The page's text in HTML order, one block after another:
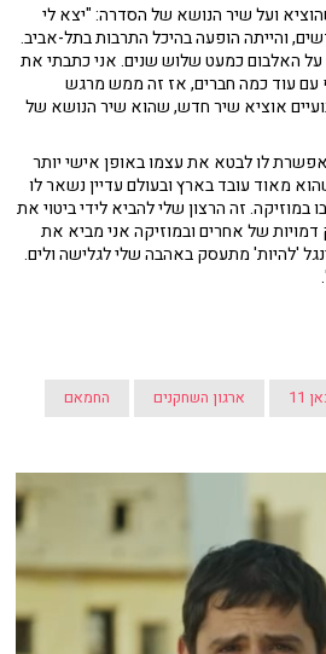
ועל שיר הנושא של הסדרה: "יצא לי
והייתה הופעה בהיכל התרבות בתל-אביב.
האלבום כמעט שלוש שנים. אני כתבתי את
עם עוד כמה חברים, אז זה ממש מרגש
אוציא שיר חדש, שהוא שיר הנושא של
לו לבטא את עצמו באופן אישי יותר
מאוד עובד בארץ ובעולם עדיין נשאר לו
במוזיקה. זה הרצון שלי להביא לידי ביטוי את
של אחרים ובמוזיקה אני מביא את
'להיות' מתעסק באהבה שלי לגלישה ולים.
11 ארגון השחקנים החמאם